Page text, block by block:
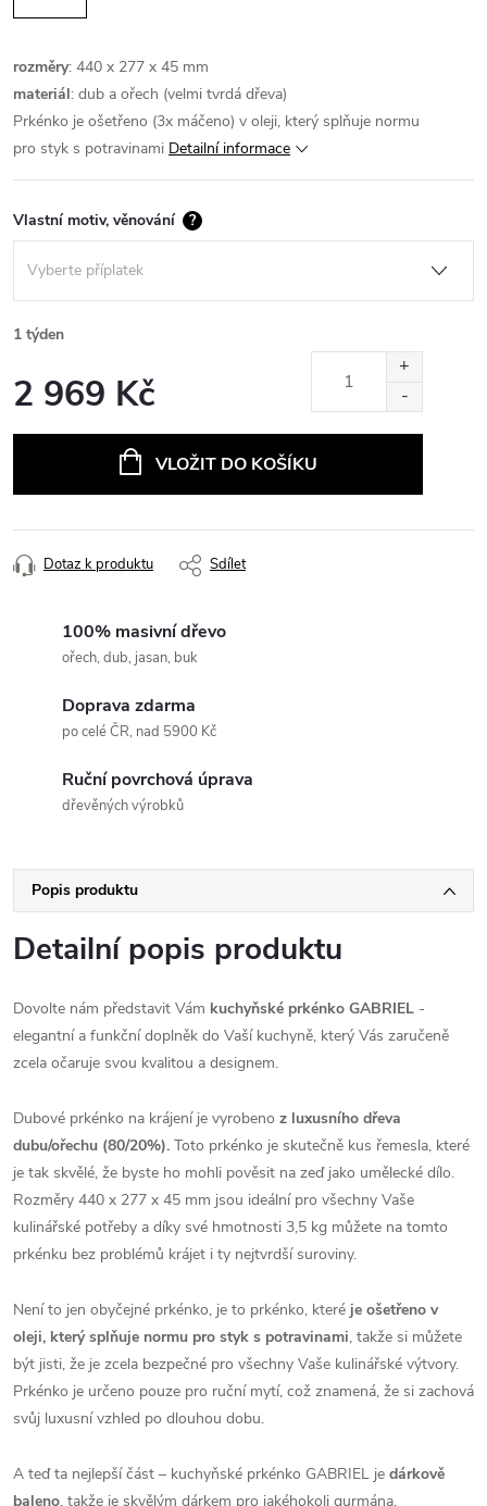
rozměry: 440 x 277 x 45 mm
materiál: dub a ořech (velmi tvrdá dřeva)
Prkénko je ošetřeno (3x máčeno) v oleji, který splňuje normu
pro styk s potravinami Detailní informace
Vlastní motiv, věnování ?
1 týden
2 969 Kč
VLOŽIT DO KOŠÍKU
Dotaz k produktu Sdílet
100% masivní dřevo
ořech, dub, jasan, buk
Doprava zdarma
po celé ČR, nad 5900 Kč
Ruční povrchová úprava
dřevěných výrobků
Popis produktu
Detailní popis produktu
Dovolte nám představit Vám kuchyňské prkénko GABRIEL -
elegantní a funkční doplněk do Vaší kuchyně, který Vás zaručeně
zcela očaruje svou kvalitou a designem.
Dubové prkénko na krájení je vyrobeno z luxusního dřeva
dubu/ořechu (80/20%). Toto prkénko je skutečně kus řemesla, které
je tak skvělé, že byste ho mohli pověsit na zeď jako umělecké dílo.
Rozměry 440 x 277 x 45 mm jsou ideální pro všechny Vaše
kulinářské potřeby a díky své hmotnosti 3,5 kg můžete na tomto
prkénku bez problémů krájet i ty nejtvrdší suroviny.
Není to jen obyčejné prkénko, je to prkénko, které je ošetřeno v
oleji, který splňuje normu pro styk s potravinami, takže si můžete
být jisti, že je zcela bezpečné pro všechny Vaše kulinářské výtvory.
Prkénko je určeno pouze pro ruční mytí, což znamená, že si zachová
svůj luxusní vzhled po dlouhou dobu.
A teď ta nejlepší část – kuchyňské prkénko GABRIEL je dárkově
baleno, takže je skvělým dárkem pro jakéhokoli gurmána.